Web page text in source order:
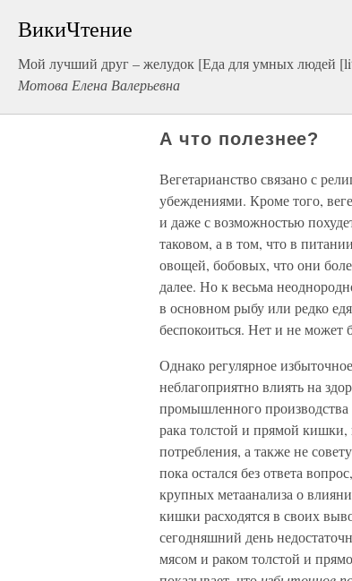
ВикиЧтение
Мой лучший друг – желудок [Еда для умных людей
Мотова Елена Валерьевна
А что полезнее?
Вегетарианство связано с
убеждениями. Кроме того,
и даже с возможностью
таковом, а в том, что в
овощей, бобовых, что они
далее. Но к весьма
в основном рыбу или редко
беспокоиться. Нет и не может
Однако регулярное
неблагоприятно влиять на
промышленного
рака толстой и прямой
потребления, а также не
пока остался без ответа
крупных метаанализа о
кишки расходятся в своих
сегодняшний день
мясом и раком толстой и